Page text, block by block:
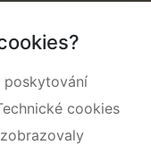
poskytování
cookies